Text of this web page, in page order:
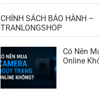
CHÍNH SÁCH BẢO HÀNH –
TRANLONGSHOP
Có Nên
Online